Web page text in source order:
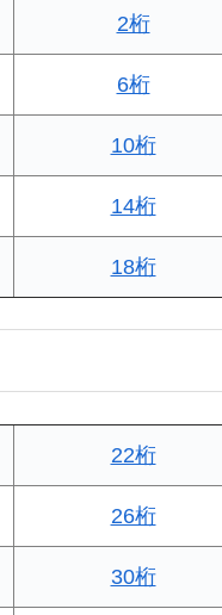
2桁
6桁
10桁
14桁
18桁
22桁
26桁
30桁